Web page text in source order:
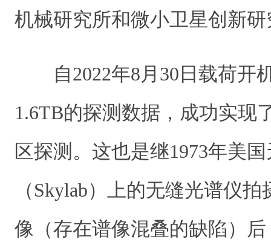
机械研究所和微小卫星创新
自2022年8月30日载荷开
1.6TB的探测数据，成功实现
区探测。这也是继1973年美
（Skylab）上的无缝光谱仪
像（存在谱像混叠的缺陷）